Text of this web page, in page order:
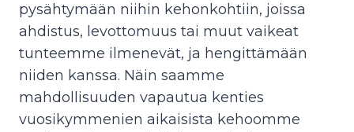
pysähtymään niihin kehonkohtiin, joissa
ahdistus, levottomuus tai muut vaikeat
tunteemme ilmenevät, ja hengittämään
niiden kanssa. Näin saamme
mahdollisuuden vapautua kenties
vuosikymmenien aikaisista kehoomme